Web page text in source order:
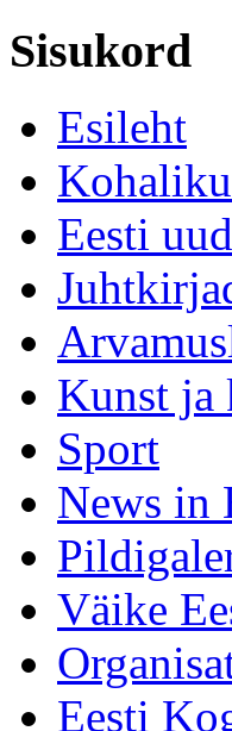
Sisukord
Esileht
Eesti
Kunst ja
Sport
News in
Väike
Eesti